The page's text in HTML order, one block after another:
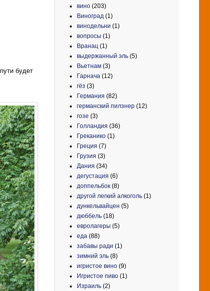
будет
вино (203)
Виноград (1)
винодельни (1)
вопросы (1)
Вранац (1)
выдержанный эль (5)
Вьетнам (3)
Гарнача (12)
гёз (3)
Германия (82)
германский пилзнер (12)
гозе (3)
Голландия (36)
Греканико (1)
Греция (7)
Грузия (3)
Дания (34)
дегустация (6)
доппельбок (8)
другой легкий алкоголь (1)
дункельвайцен (5)
дюббель (18)
евролагеры (5)
еда (88)
забавы ради (1)
зимний эль (8)
игристое вино (9)
Игристое пиво (1)
Израиль (2)